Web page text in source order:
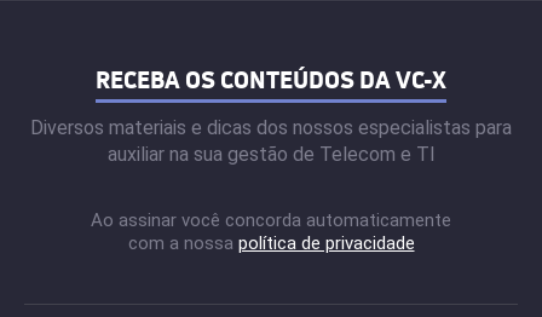
RECEBA OS CONTEÚDOS DA VC-X
Diversos materiais e dicas dos nossos especialistas para
auxiliar na sua gestão de Telecom e TI
Ao assinar você concorda automaticamente
com a nossa política de privacidade